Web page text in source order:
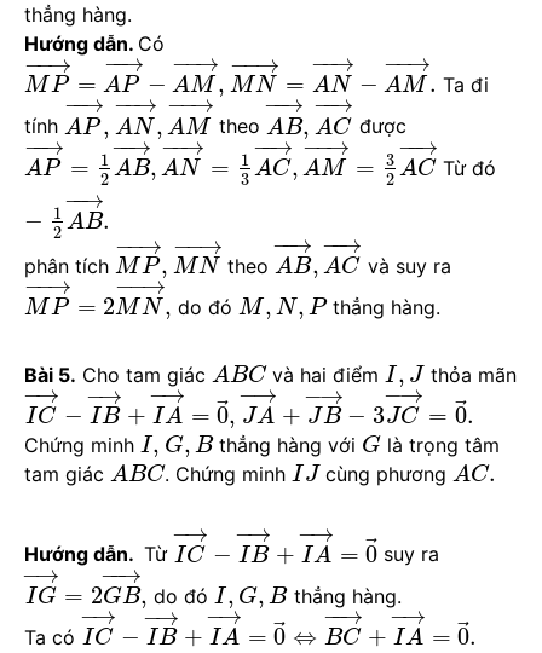
thẳng hàng.
Hướng dẫn. Có
MP
−→
−
= AP
−→
−
− AM
−→
−
, MN
− →
−
= AN
−→
−
− AM
−→
−
. Ta đi
tính A P
−→
−
, A N
−→
−
, A M
−→
−
theo A B
−→
−
, AC
−→
−
được
AP
−→
−
=
1
2 AB
−→
−
, AN
−→
−
=
1
3 AC
−→
−
, AM
−→
−
= 3
2 AC
−→
−
−
1
2 AB
−→
−
.
Từ đó
phân tích MP
−→
−
, MN
− →
−
theoAB
−→
−
, AC
−→
−
và suy ra
MP
−→
−
= 2MN
− →
−
, do đó M, N, Pthẳng hàng.
Bài 5. Cho tam giác ABCvà hai điểm I , Jthỏa mãn
IC
−→
− IB
−→
+ IA
−→
= 0, JA
−→
+ JB
−→
− 3JC
−→
= 0⃗.
Chứng minh I, G, Bthẳng hàng với G là trọng tâm
tam giác ABC. Chứng minhI J cùng phươngAC.
Hướng dẫn. Từ IC
−→
− IB
−→
+ IA
−→
= 0 suy ra
IG
−→
= 2GB
−→
−
, do đó I , G, Bthẳng hàng.
Ta có IC
−→
− IB
−→
+ IA
−→
= 0 ⇔ BC
−→
−
+ IA
−→
= 0.